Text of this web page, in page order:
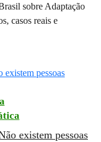
sobre Adaptação
casos reais e
existem pessoas